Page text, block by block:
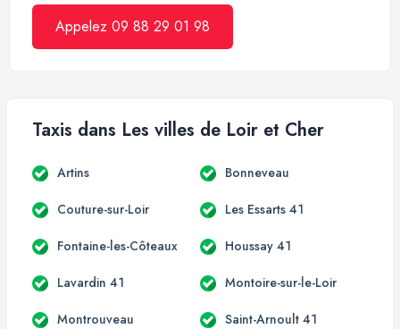
Appelez 09 88 29 01 98
Taxis dans Les villes de Loir et Cher
Artins Bonneveau
Couture-sur-Loir Les Essarts 41
Fontaine-les-Côteaux Houssay 41
Lavardin 41 Montoire-sur-le-Loir
Montrouveau Saint-Arnoult 41